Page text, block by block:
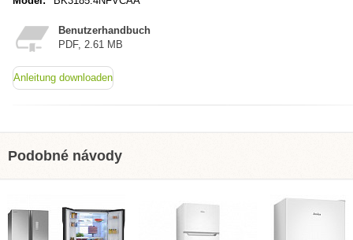
Benutzerhandbuch
PDF, 2.61 MB
Anleitung downloaden
Podobné návody